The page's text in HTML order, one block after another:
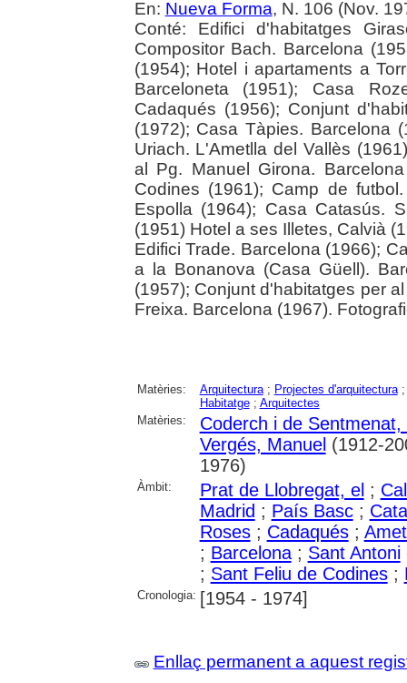
En: Nueva Forma, N. 106 (Nov.
Conté: Edifici d'habitatges
Compositor Bach. Barcelona
(1954); Hotel i apartaments a
Barceloneta (1951); Casa
Cadaqués (1956); Conjunt
(1972); Casa Tàpies. Barcelona
Uriach. L'Ametlla del Vallès
al Pg. Manuel Girona.
Codines (1961); Camp de
Espolla (1964); Casa Catasús.
(1951) Hotel a ses Illetes, Calvià
Edifici Trade. Barcelona (1966);
a la Bonanova (Casa Güell).
(1957); Conjunt d'habitatges per
Freixa. Barcelona (1967).
Matèries: Arquitectura; Projectes d'arquitectura
Habitatge; Arquitectes
Matèries:
Coderch i de Sentmenat,
Vergés, Manuel (1912-
1976)
Àmbit: Prat de Llobregat, el ;
Madrid ; País Basc;
Roses; Cadaqués;
; Barcelona; Sant Antoni
; Sant Feliu de Codines;
Cronologia: [1954 - 1974]
Enllaç permanent a aquest